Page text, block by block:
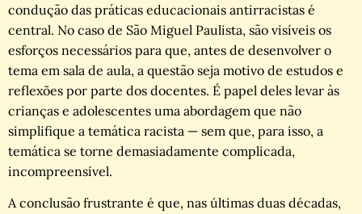
condução das práticas educacionais antirracistas é
central. No caso de São Miguel Paulista, são visíveis os
esforços necessários para que, antes de desenvolver o
tema em sala de aula, a questão seja motivo de estudos e
reflexões por parte dos docentes. É papel deles levar às
crianças e adolescentes uma abordagem que não
simplifique a temática racista — sem que, para isso, a
temática se torne demasiadamente complicada,
incompreensível.
A conclusão frustrante é que, nas últimas duas décadas,